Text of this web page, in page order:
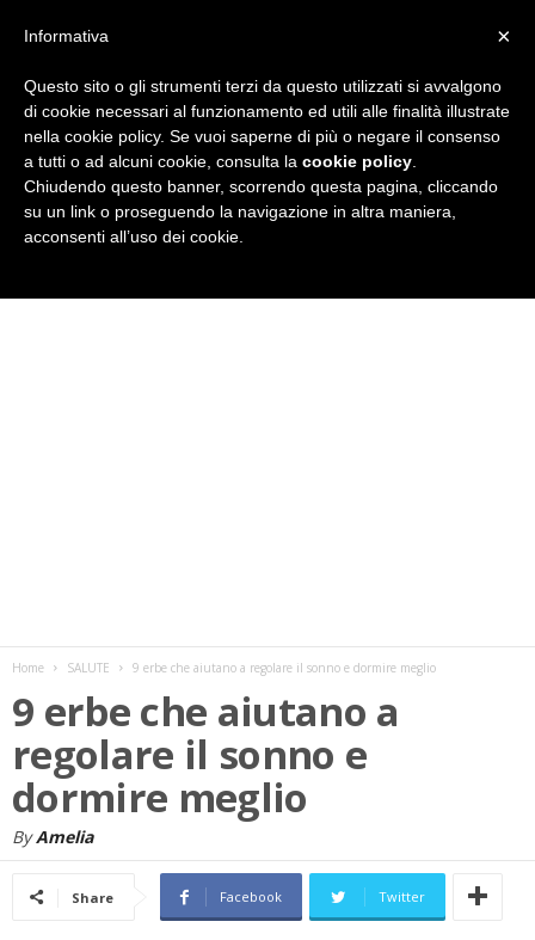
i
Home SALUTE 9 erbe che aiutano a regolare il sonno e dormire meglio
9 erbe che aiutano a
regolare il sonno e
dormire meglio
By Amelia
Share Facebook Twitter
×
Informativa
Questo sito o gli strumenti terzi da questo utilizzati si avvalgono
di cookie necessari al funzionamento ed utili alle finalità illustrate
nella cookie policy. Se vuoi saperne di più o negare il consenso
a tutti o ad alcuni cookie, consulta la cookie policy
Chiudendo questo banner, scorrendo questa pagina, cliccando
su un link o proseguendo la navigazione in altra maniera,
acconsenti all’uso dei cookie.